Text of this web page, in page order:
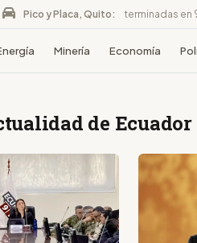
Pico y Placa, Quito: terminadas en
Minería Economía
de Ecuador